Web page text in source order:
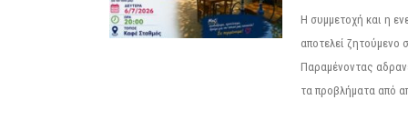
Η συμμετοχή και η
αποτελεί ζητούμενο
Παραμένοντας
τα προβλήματα από